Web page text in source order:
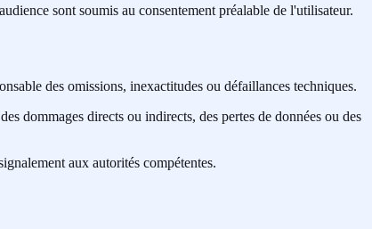
sont soumis au consentement préalable de l'utilisateur.
des omissions, inexactitudes ou défaillances techniques.
dommages directs ou indirects, des pertes de données ou des
aux autorités compétentes.